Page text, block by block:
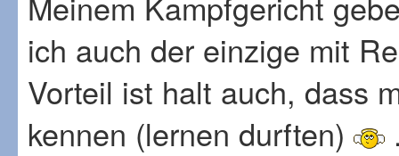
ich auch der einzige mit
Vorteil ist halt auch, dass
kennen (lernen durften)